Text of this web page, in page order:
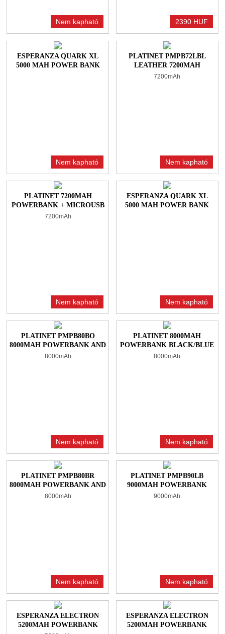
Nem kapható 2390 HUF
ESPERANZA QUARK XL
5000 MAH POWER BANK
Nem kapható
PLATINET PMPB72LBL
LEATHER 7200MAH
POWERBANK BLUE +
7200mAh
Nem kapható
PLATINET 7200MAH
POWERBANK + MICROUSB
CABLE BLACK
7200mAh
Nem kapható
ESPERANZA QUARK XL
5000 MAH POWER BANK
Nem kapható
PLATINET PMPB80BO
8000MAH POWERBANK AND
TORCH + MICROUSB
8000mAh
Nem kapható
PLATINET 8000MAH
POWERBANK BLACK/BLUE
8000mAh
Nem kapható
PLATINET PMPB80BR
8000MAH POWERBANK AND
TORCH + MICROUSB
8000mAh
Nem kapható
PLATINET PMPB90LB
9000MAH POWERBANK
BLACK
9000mAh
Nem kapható
ESPERANZA ELECTRON
5200MAH POWERBANK
ESPERANZA ELECTRON
5200MAH POWERBANK